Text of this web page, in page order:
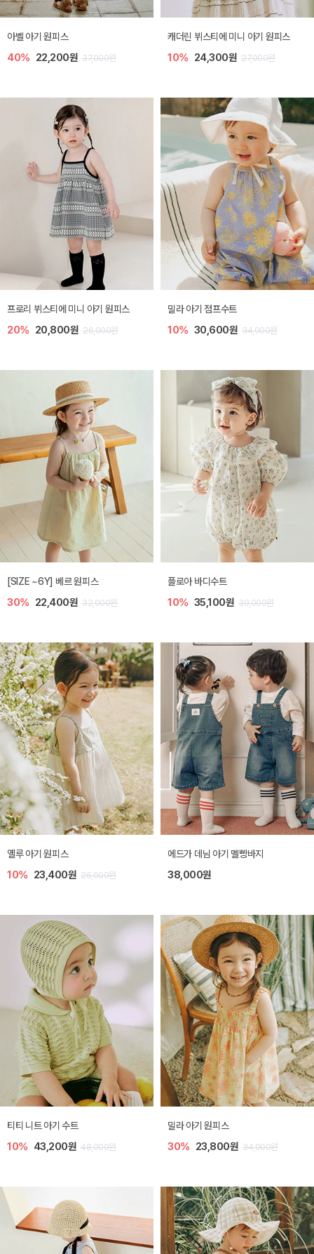
아벨 아기 원피스
40% 22,200원 37,000원
캐더린 뷔스티에 미니 아기 원피스
10% 24,300원 27,000원
프로리 뷔스티에 미니 아기 원피스
20% 20,800원 26,000원
밀라 아기 점프수트
10% 30,600원 34,000원
[SIZE ~6Y] 베르 원피스
30% 22,400원 32,000원
플로아 바디수트
10% 35,100원 39,000원
옐루 아기 원피스
10% 23,400원 26,000원
에드가 데님 아기 멜빵바지
38,000원
티티 니트 아기 수트
10% 43,200원 48,000원
밀라 아기 원피스
30% 23,800원 34,000원